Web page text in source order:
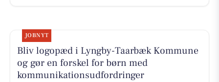
JOBNYT
Bliv logopæd i Lyngby-Taarbæk Kommune
og gør en forskel for børn med
kommunikationsudfordringer